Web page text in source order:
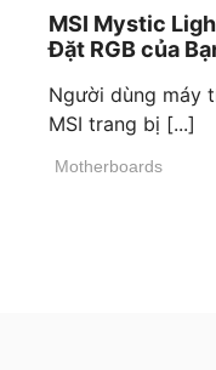
MSI Mystic
Đặt RGB của
Người dùng máy
MSI trang bị [...]
Motherboards